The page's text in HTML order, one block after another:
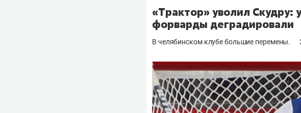
«Трактор» уволил Скудру:
форварды деградировали
В челябинском клубе большие перемены.